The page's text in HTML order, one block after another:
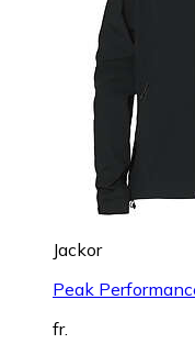
Jackor
Peak
fr.